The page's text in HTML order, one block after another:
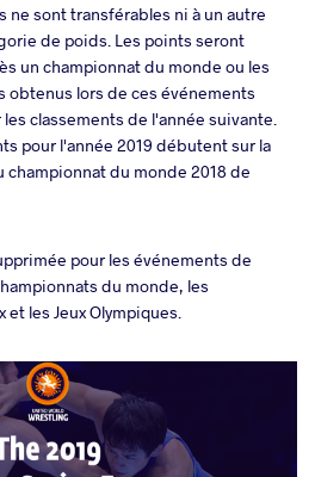
sont transférables ni à un autre
de poids. Les points seront
un championnat du monde ou les
obtenus lors de ces événements
classements de l'année suivante.
pour l'année 2019 débutent sur la
du monde 2018 de
pour les événements de
du monde, les
les Jeux Olympiques.